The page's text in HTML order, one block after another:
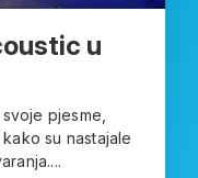
u
pjesme,
su nastajale